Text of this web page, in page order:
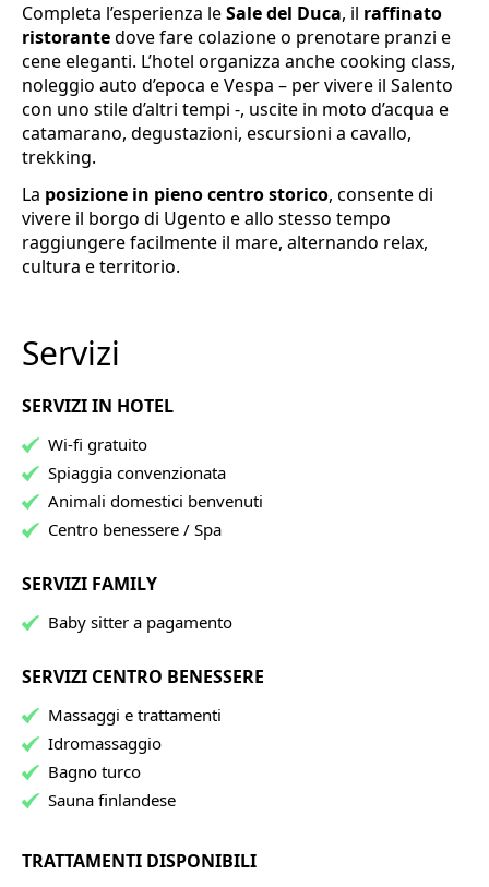
Completa l’esperienza leSale del Duca, il raffinato
ristorantedove fare colazione o prenotare pranzi e
cene eleganti. L’hotel organizza anche cooking class,
noleggio auto d’epoca e Vespa – per vivere il Salento
con uno stile d’altri tempi -, uscite in moto d’acqua e
catamarano, degustazioni, escursioni a cavallo,
trekking.
La posizione in pieno centro storico, consente di
vivere il borgo di Ugento e allo stesso tempo
raggiungere facilmente il mare, alternando relax,
cultura e territorio.
Servizi
SERVIZI IN HOTEL
Wi-fi gratuito
Spiaggia convenzionata
Animali domestici benvenuti
Centro benessere / Spa
SERVIZI FAMILY
Baby sitter a pagamento
SERVIZI CENTRO BENESSERE
Massaggi e trattamenti
Idromassaggio
Bagno turco
Sauna finlandese
TRATTAMENTI DISPONIBILI